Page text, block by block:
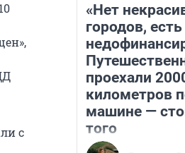
с
«Нет
городов, есть
проехали
километров
машине —
того